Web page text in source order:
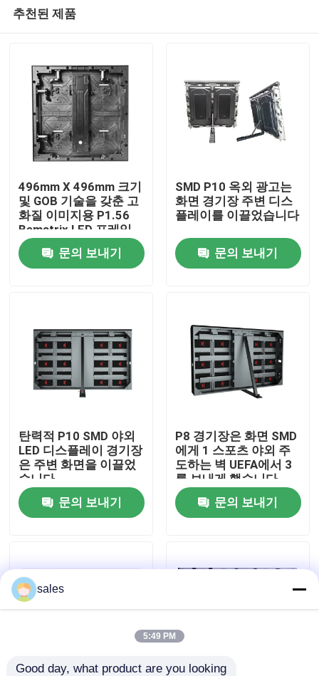
집
VR 쇼
우리 에 관한 것
공장 투어
품질 관리
뉴스
야외 풀 컬러 LED 디스플레이
추천된 제품
496mm X 496mm 크기
및 GOB 기술을 갖춘 고
화질 이미지용 P1.56
Bematrix LED 프레임
렌탈 디스플레이
문의 보내기
SMD P10 옥외 광고는
화면 경기장 주변 디스
플레이를 이끌었습니다
문의 보내기
탄력적 P10 SMD 야외
LED 디스플레이 경기장
은 주변 화면을 이끌었
습니다
문의 보내기
P8 경기장은 화면 SMD
에게 1 스포츠 야외 주
도하는 벽 UEFA에서 3
를 보내게 했습니다
문의 보내기
sales
5:49 PM
Good day, what product are you looking